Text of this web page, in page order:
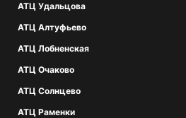
АТЦ Удальцова
АТЦ Алтуфьево
АТЦ Лобненская
АТЦ Очаково
АТЦ Солнцево
АТЦ Раменки